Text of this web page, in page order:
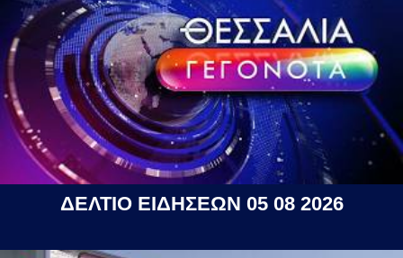
ΔΕΛΤΙΟ ΕΙΔΗΣΕΩΝ 05 08 2026